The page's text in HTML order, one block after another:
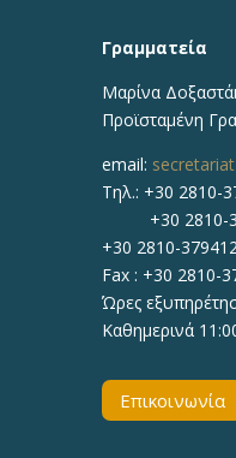
Γραμματεία
Μαρίνα
Προϊσταμένη
email:
Τηλ.: +30 2810-
+30 2810-
+30 2810-
Fax : +30 2810-
Ώρες
Καθημερινά
Επικοινωνία